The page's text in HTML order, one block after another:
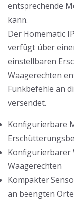
entsprechende
kann.
Der Homematic
verfügt über
einstellbaren
Waagerechten
Funkbefehle an
versendet.
Konfigurierbare
Konfigurierbarer
Waagerechten
Kompakter
an beengten